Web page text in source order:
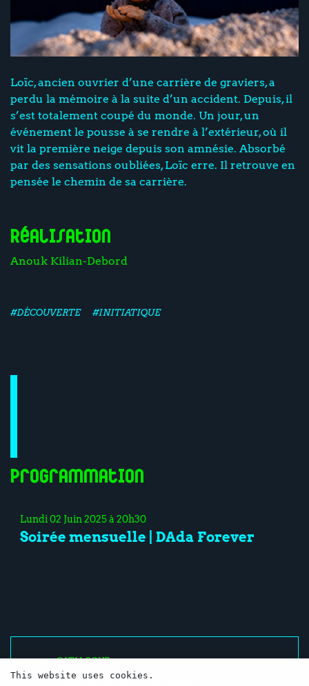
Loïc, ancien ouvrier d’une carrière de graviers, a
perdu la mémoire à la suite d’un accident. Depuis, il
s’est totalement coupé du monde. Un jour, un
événement le pousse à se rendre à l’extérieur, où il
vit la première neige depuis son amnésie. Absorbé
par des sensations oubliées, Loïc erre. Il retrouve en
pensée le chemin de sa carrière.
Réalisation
Anouk Kilian-Debord
#DÉCOUVERTE #INITIATIQUE
Programmation
Lundi 02 Juin 2025 à 20h30
Soirée mensuelle | DAda Forever
CATALOGUE
RESSOURCES
This website uses cookies.